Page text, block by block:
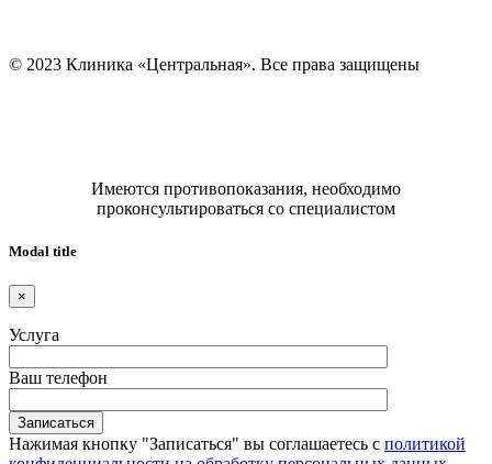
© 2023 Клиника «Центральная». Все права защищены
Имеются противопоказания, необходимо
проконсультироваться со специалистом
Modal title
×
Услуга
Ваш телефон
Нажимая кнопку "Записаться" вы соглашаетесь с политикой